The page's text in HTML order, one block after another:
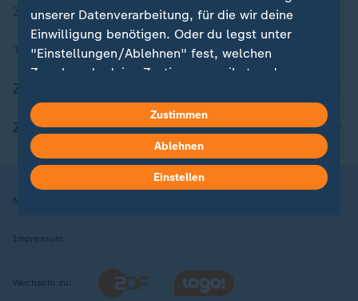
ZDFheute Stories
Themen im Überblick
ZDFheute Apps
Nutzungsbedingungen
Impressum
Wechseln zu:
unserer Datenverarbeitung, für die wir deine
Einwilligung benötigen. Oder du legst unter
"Einstellungen/Ablehnen" fest, welchen
Zwecken du deine Zustimmung gibst und
kannst du jederzeit mit Wirkung für die Zukunft
in deinen Einstellungen widerrufen oder ändern.
Hier findest du das Impressum.
Weitere Informationen findest du in unserer
Zustimmen
Ablehnen
Einstellen